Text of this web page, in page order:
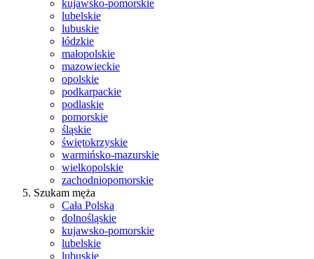
kujawsko-pomorskie
lubelskie
lubuskie
łódzkie
małopolskie
mazowieckie
opolskie
podkarpackie
podlaskie
pomorskie
śląskie
świętokrzyskie
warmińsko-mazurskie
wielkopolskie
zachodniopomorskie
Szukam męża
Cała Polska
dolnośląskie
kujawsko-pomorskie
lubelskie
lubuskie